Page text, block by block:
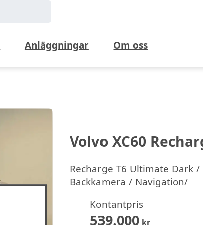
Anläggningar Om oss
Volvo XC60
Recharge T6 Ultimate Dark
Backkamera / Navigation/
Kontantpris
539.000kr